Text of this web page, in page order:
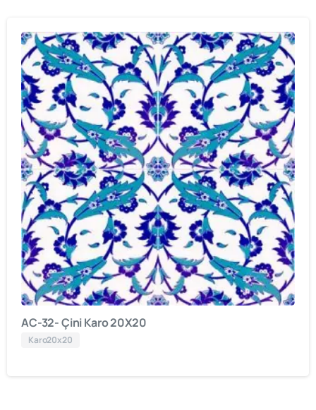
AC-32- Çini Karo 20X20
Karo20x20